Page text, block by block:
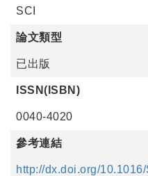
SCI
論文類型
已出版
ISSN(ISBN)
0040-4020
參考連結
http://dx.doi.org/